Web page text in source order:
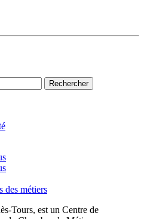
des métiers
Tours, est un Centre de